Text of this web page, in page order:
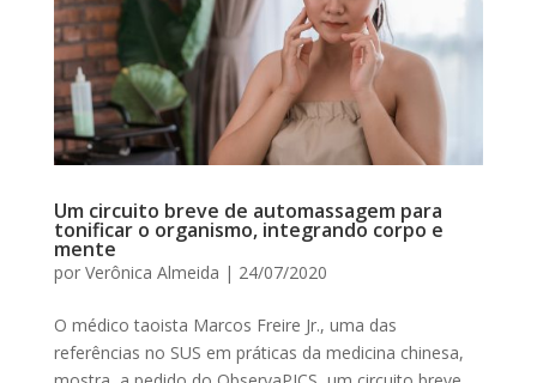
Um circuito breve de automassagem para
tonificar o organismo, integrando corpo e
mente
por Verônica Almeida | 24/07/2020
O médico taoista Marcos Freire Jr., uma das
referências no SUS em práticas da medicina chinesa,